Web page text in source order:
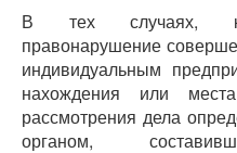
В тех случаях,
правонарушение
индивидуальным
нахождения или
рассмотрения дела
органом,